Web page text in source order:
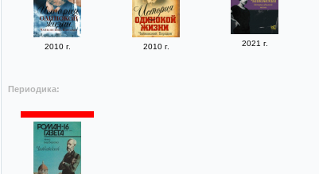
2010 г. 2010 г. 2021 г.
Периодика: